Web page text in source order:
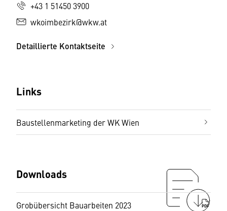
+43 1 51450 3900
wkoimbezirk@wkw.at
Detaillierte Kontaktseite
Links
Baustellenmarketing der WK Wien
Downloads
Grobübersicht Bauarbeiten 2023 PDF